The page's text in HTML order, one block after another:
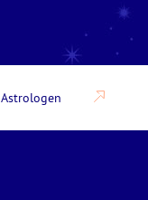
Astrologen